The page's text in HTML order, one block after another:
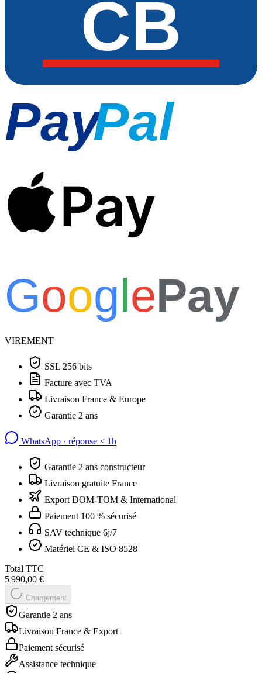
CB
PayPal
Pay
GooglePay
VIREMENT
SSL 256 bits
Facture avec TVA
Livraison France & Europe
Garantie 2 ans
WhatsApp · réponse < 1h
Garantie 2 ans constructeur
Livraison gratuite France
Export DOM-TOM & International
Paiement 100 % sécurisé
SAV technique 6j/7
Matériel CE & ISO 8528
Total TTC
5 990,00 €
Chargement
Garantie 2 ans
Livraison France & Export
Paiement sécurisé
Assistance technique